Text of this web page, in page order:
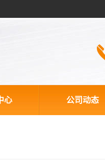
心 公司动态